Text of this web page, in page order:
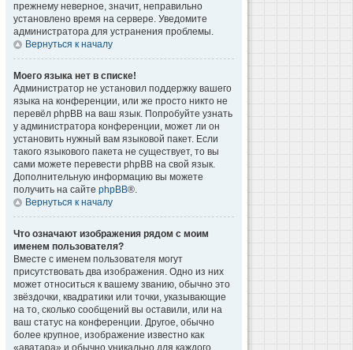
прежнему неверное, значит, неправильно
установлено время на сервере. Уведомите
администратора для устранения проблемы.
Вернуться к началу
Моего языка нет в списке!
Администратор не установил поддержку вашего
языка на конференции, или же просто никто не
перевёл phpBB на ваш язык. Попробуйте узнать
у администратора конференции, может ли он
установить нужный вам языковой пакет. Если
такого языкового пакета не существует, то вы
сами можете перевести phpBB на свой язык.
Дополнительную информацию вы можете
получить на сайте phpBB®.
Вернуться к началу
Что означают изображения рядом с моим
именем пользователя?
Вместе с именем пользователя могут
присутствовать два изображения. Одно из них
может относиться к вашему званию, обычно это
звёздочки, квадратики или точки, указывающие
на то, сколько сообщений вы оставили, или на
ваш статус на конференции. Другое, обычно
более крупное, изображение известно как
«аватара» и обычно уникально для каждого